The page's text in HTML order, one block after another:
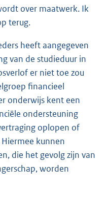
over maatwerk. Ik
terug.
heeft aangegeven
van de studieduur in
er niet toe zou
financieel
onderwijs kent een
ondersteuning
oplopen of
kunnen
die het gevolg zijn van
worden